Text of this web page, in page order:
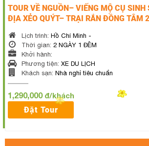
TOUR VỀ NGUỒN– VIẾNG MỘ CỤ
ĐỊA XẺO QUÝT– TRẠI RẮN ĐỒNG TÂM
Lịch trình: Hồ Chí Minh -
Thời gian: 2 NGÀY 1 ĐÊM
Khởi hành:
Phương tiện: XE DU LỊCH
Khách sạn: Nhà nghỉ tiêu chuẩn
1,290,000 đ/khách
Đặt Tour